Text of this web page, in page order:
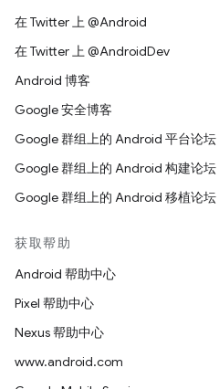
在 Twitter 上 @Android
在 Twitter 上 @AndroidDev
Android 博客
Google 安全博客
Google 群组上的 Android 平台论坛
Google 群组上的 Android 构建论坛
Google 群组上的 Android 移植论坛
获取帮助
Android 帮助中心
Pixel 帮助中心
Nexus 帮助中心
www.android.com